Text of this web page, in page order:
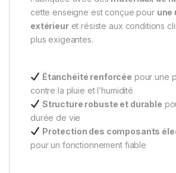
cette enseigne est conçue pour une
extérieuret résiste aux conditions
plus exigeantes.
Étanchéité renforcée pour une
contre la pluie et l’humidité
Structure robuste et durable
durée de vie
Protection des composants
pour un fonctionnement fiable